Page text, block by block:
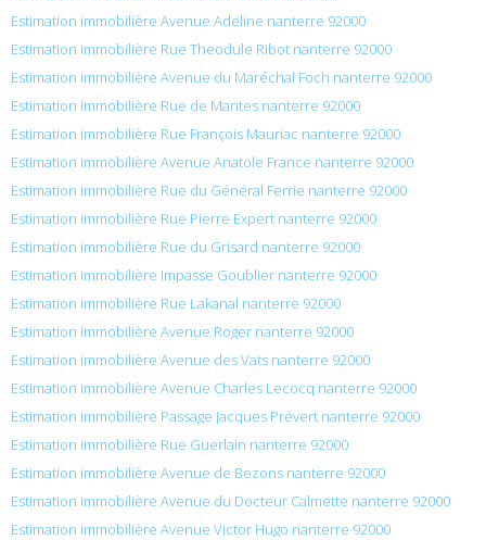
Estimation immobilière Avenue Adeline nanterre 92000
Estimation immobilière Rue Theodule Ribot nanterre 92000
Estimation immobilière Avenue du Maréchal Foch nanterre 92000
Estimation immobilière Rue de Mantes nanterre 92000
Estimation immobilière Rue François Mauriac nanterre 92000
Estimation immobilière Avenue Anatole France nanterre 92000
Estimation immobilière Rue du Général Ferrie nanterre 92000
Estimation immobilière Rue Pierre Expert nanterre 92000
Estimation immobilière Rue du Grisard nanterre 92000
Estimation immobilière Impasse Goublier nanterre 92000
Estimation immobilière Rue Lakanal nanterre 92000
Estimation immobilière Avenue Roger nanterre 92000
Estimation immobilière Avenue des Vats nanterre 92000
Estimation immobilière Avenue Charles Lecocq nanterre 92000
Estimation immobilière Passage Jacques Prévert nanterre 92000
Estimation immobilière Rue Guerlain nanterre 92000
Estimation immobilière Avenue de Bezons nanterre 92000
Estimation immobilière Avenue du Docteur Calmette nanterre 92000
Estimation immobilière Avenue Victor Hugo nanterre 92000